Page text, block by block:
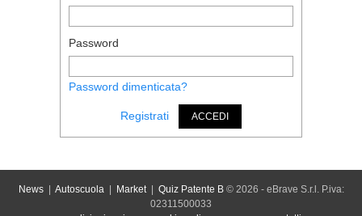
Password
Password dimenticata?
Registrati ACCEDI
News| Autoscuola| Market| Quiz Patente B© 2026 - eBrave S.r.l. P.iva:
02311500033